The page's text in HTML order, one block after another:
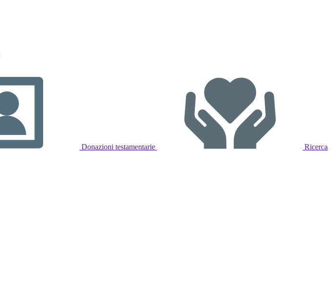
Donazioni testamentarie Ricerca